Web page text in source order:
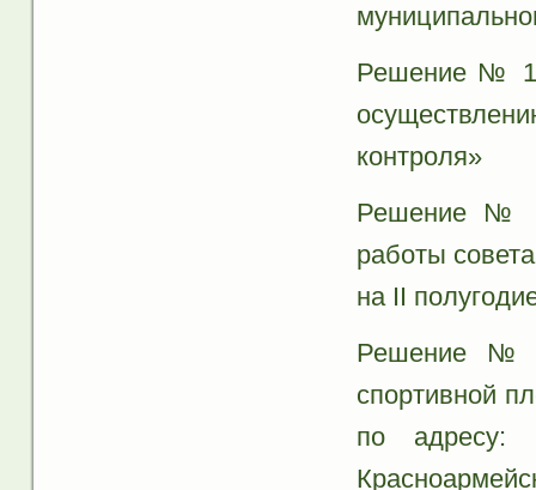
Решение №
контроля»
Решение №
работы
на II
Решение №
спортивной
по адресу: